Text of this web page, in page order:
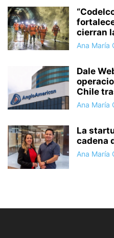
cierran
Ana María
Dale
Chile
Ana María
La
cadena
Ana María